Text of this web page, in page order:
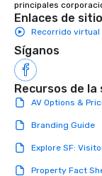
principales
Enlaces de
Recorrido virtual
Síganos
Recursos de la
AV Options &
Branding Guide
Explore SF:
Property Fact